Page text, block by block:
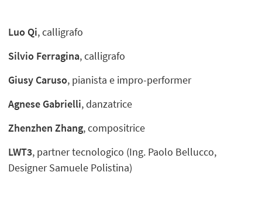
Luo Qi, calligrafo
Silvio Ferragina, calligrafo
Giusy Caruso, pianista e impro-performer
Agnese Gabrielli, danzatrice
Zhenzhen Zhang, compositrice
LWT3, partner tecnologico (Ing. Paolo Bellucco,
Designer Samuele Polistina)